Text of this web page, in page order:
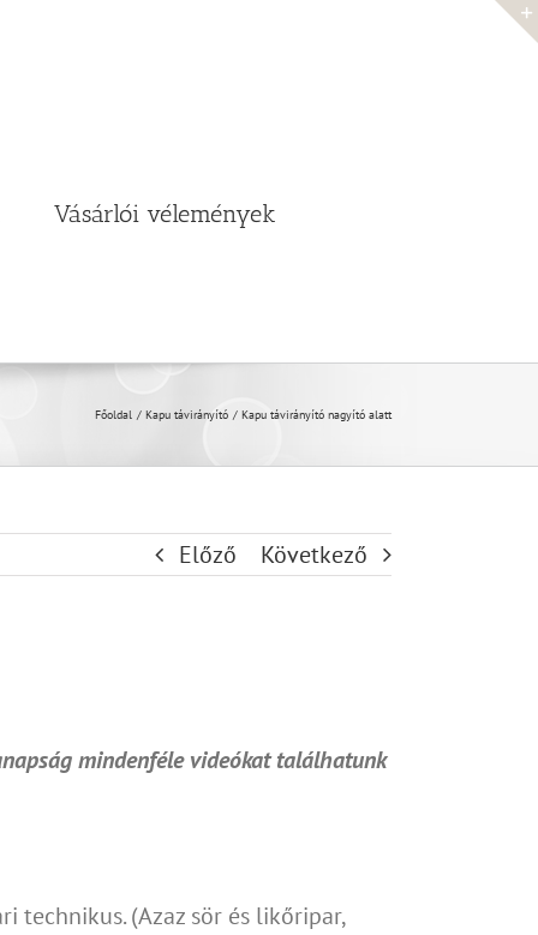
Vásárlói vélemények
Főoldal Kapu távirányító Kapu távirányító nagyító alatt
Előző Következő
mindenféle videókat találhatunk
technikus. (Azaz sör és likőripar,